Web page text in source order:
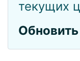
текущих